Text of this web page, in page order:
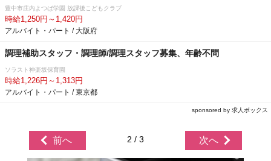
豊中市庄内よつば学園 放課後こどもクラブ
時給1,250円～1,420円
アルバイト・パート / 大阪府
調理補助スタッフ・調理師/調理スタッフ募集、年齢不問
ソラスト神楽坂保育園
時給1,226円～1,313円
アルバイト・パート / 東京都
sponsored by 求人ボックス
前へ 2 / 3 次へ